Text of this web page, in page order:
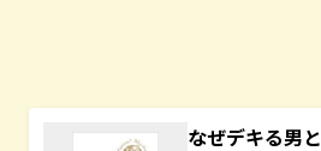
なぜデキる男